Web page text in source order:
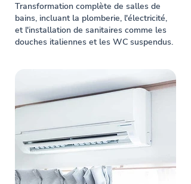
Transformation complète de salles de
bains, incluant la plomberie, l'électricité,
et l'installation de sanitaires comme les
douches italiennes et les WC suspendus.